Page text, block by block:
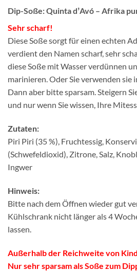
Dip-Soße: Quinta dʼAvó – Afrika
Sehr scharf!
Diese Soße sorgt für einen echten
verdient den Namen scharf, sehr
diese Soße mit Wasser verdünnen
marinieren. Oder Sie verwenden sie
Dann aber bitte sparsam. Steigern
und nur wenn Sie wissen, Ihre
Zutaten:
Piri Piri (35 %), Fruchtessig,
(Schwefeldioxid), Zitrone, Salz,
Ingwer
Hinweis:
Bitte nach dem Öffnen wieder gut
Kühlschrank nicht länger als 4
lassen.
Außerhalb der Reichweite von
Nur sehr sparsam als Soße zum